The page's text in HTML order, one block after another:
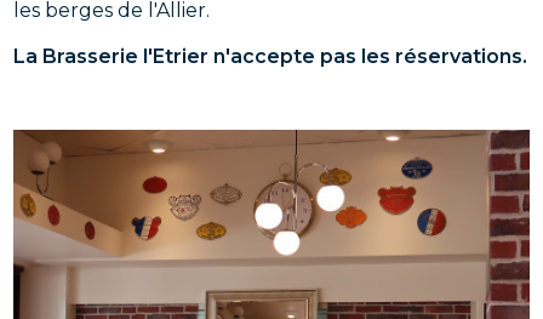
les berges de l'Allier.
La Brasserie l'Etrier n'accepte pas les réservations.